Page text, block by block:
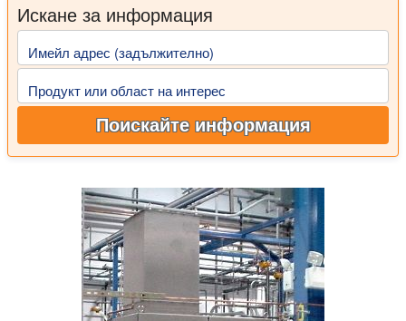
Искане за информация
Имейл адрес (задължително)
Продукт или област на интерес
Поискайте информация